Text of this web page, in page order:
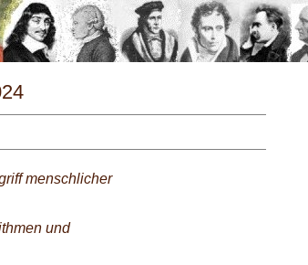
menschlicher
und